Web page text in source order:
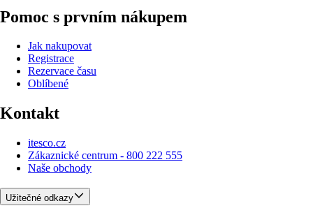
Pomoc s prvním nákupem
Jak nakupovat
Registrace
Rezervace času
Oblíbené
Kontakt
itesco.cz
Zákaznické centrum - 800 222 555
Naše obchody
Užitečné odkazy